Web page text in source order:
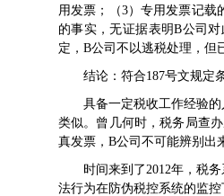
用发票；（3）专用发票记载
的事实，无证据表明B公司
定，B公司不以逃税处理，但
结论：符合187号文规定
具备一定税收工作经验的
类似。曾几何时，税务局查
真发票，B公司不可能辨别出
时间来到了2012年，税务
法行为在防伪税控系统的监